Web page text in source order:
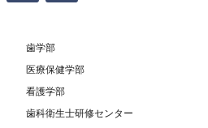
歯学部
医療保健学部
看護学部
歯科衛生士研修センター